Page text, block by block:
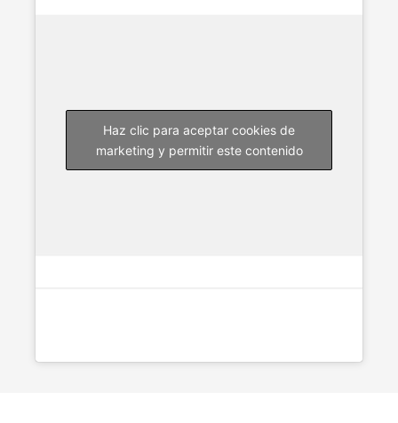
Haz clic para aceptar cookies de
marketing y permitir este contenido